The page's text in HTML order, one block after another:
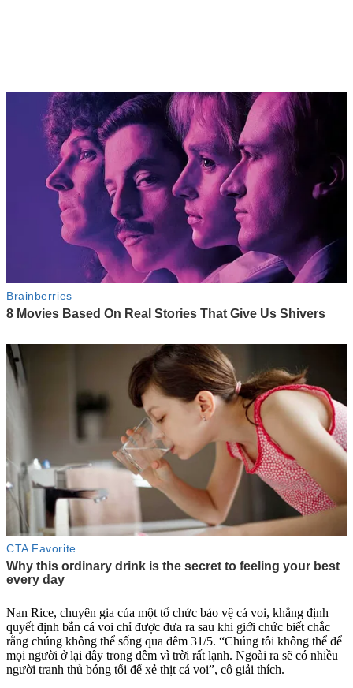
Nan Rice, chuyên gia của một tổ chức bảo vệ cá voi, khẳng định
quyết định bắn cá voi chỉ được đưa ra sau khi giới chức biết chắc
rằng chúng không thể sống qua đêm 31/5. “Chúng tôi không thể để
mọi người ở lại đây trong đêm vì trời rất lạnh. Ngoài ra sẽ có nhiều
người tranh thủ bóng tối để xẻ thịt cá voi”, cô giải thích.